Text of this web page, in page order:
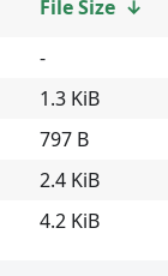
File Size ↓
-
1.3 KiB
797 B
2.4 KiB
4.2 KiB